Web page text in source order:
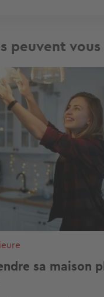
peuvent
sa maison